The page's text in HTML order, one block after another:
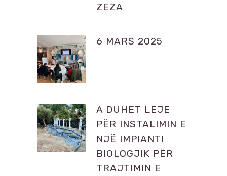
ZEZA
6 MARS 2025
A DUHET LEJE
PËR INSTALIMIN E
NJË IMPIANTI
BIOLOGJIK PËR
TRAJTIMIN E